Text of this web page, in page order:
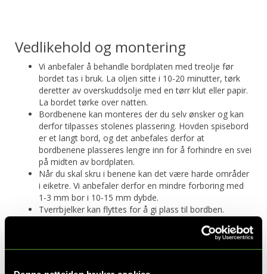
Vedlikehold og montering
Vi anbefaler å behandle bordplaten med treolje før
bordet tas i bruk. La oljen sitte i 10-20 minutter, tørk
deretter av overskuddsolje med en tørr klut eller papir.
La bordet tørke over natten.
Bordbenene kan monteres der du selv ønsker og kan
derfor tilpasses stolenes plassering. Hovden spisebord
er et langt bord, og det anbefales derfor at
bordbenene plasseres lengre inn for å forhindre en svei
på midten av bordplaten.
Når du skal skru i benene kan det være harde områder
i eiketre. Vi anbefaler derfor en mindre forboring med
1-3 mm bor i 10-15 mm dybde.
Tverrbjelker kan flyttes for å gi plass til bordben.
MÅL